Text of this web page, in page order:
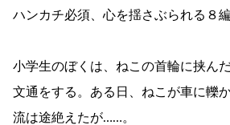
ハンカチ必須、心を揺さぶられる８編
小学生のぼくは、ねこの首輪に挟ん
文通をする。ある日、ねこが車に轢
流は途絶えたが……。